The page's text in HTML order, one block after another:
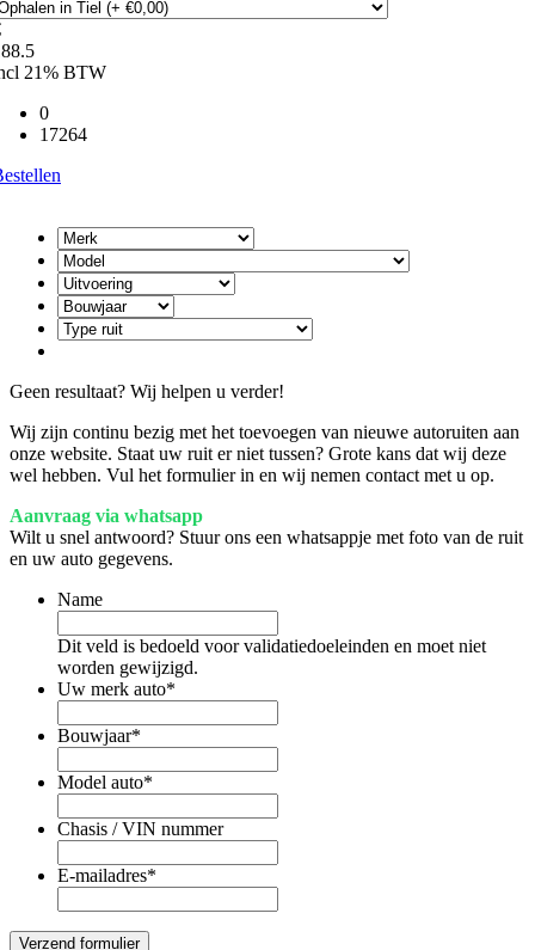
21% BTW
0
17264
Geen resultaat? Wij helpen u verder!
Wij zijn continu bezig met het toevoegen van nieuwe autoruiten aan
onze website. Staat uw ruit er niet tussen? Grote kans dat wij deze
wel hebben. Vul het formulier in en wij nemen contact met u op.
Aanvraag via whatsapp
Wilt u snel antwoord? Stuur ons een whatsappje met foto van de ruit
en uw auto gegevens.
Name
Dit veld is bedoeld voor validatiedoeleinden en moet niet
worden gewijzigd.
Uw merk auto*
Bouwjaar*
Model auto*
Chasis / VIN nummer
E-mailadres*